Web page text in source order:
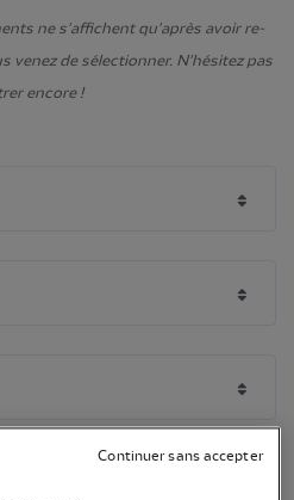
ne s'affichent qu'après avoir re-
venez de sélectionner. N'hésitez pas
encore !
Continuer sans accepter